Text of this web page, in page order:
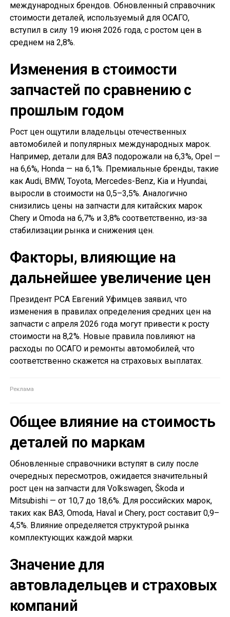
международных брендов. Обновленный справочник
стоимости деталей, используемый для ОСАГО,
вступил в силу 19 июня 2026 года, с ростом цен в
среднем на 2,8%.
Изменения в стоимости
запчастей по сравнению с
прошлым годом
Рост цен ощутили владельцы отечественных
автомобилей и популярных международных марок.
Например, детали для ВАЗ подорожали на 6,3%, Opel —
на 6,6%, Honda — на 6,1%. Премиальные бренды, такие
как Audi, BMW, Toyota, Mercedes-Benz, Kia и Hyundai,
выросли в стоимости на 0,5–3,5%. Аналогично
снизились цены на запчасти для китайских марок
Chery и Omoda на 6,7% и 3,8% соответственно, из-за
стабилизации рынка и снижения цен.
Факторы, влияющие на
дальнейшее увеличение цен
Президент РСА Евгений Уфимцев заявил, что
изменения в правилах определения средних цен на
запчасти с апреля 2026 года могут привести к росту
стоимости на 8,2%. Новые правила повлияют на
расходы по ОСАГО и ремонты автомобилей, что
соответственно скажется на страховых выплатах.
Общее влияние на стоимость
деталей по маркам
Обновленные справочники вступят в силу после
очередных пересмотров, ожидается значительный
рост цен на запчасти для Volkswagen, Škoda и
Mitsubishi — от 10,7 до 18,6%. Для российских марок,
таких как ВАЗ, Omoda, Haval и Chery, рост составит 0,9–
4,5%. Влияние определяется структурой рынка
комплектующих каждой марки.
Значение для
автовладельцев и страховых
компаний